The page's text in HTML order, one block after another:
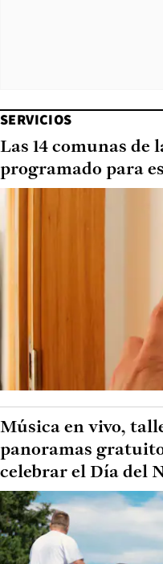
SERVICIOS
Las 14 comunas de
programado para
Música en vivo,
panoramas
celebrar el Día del